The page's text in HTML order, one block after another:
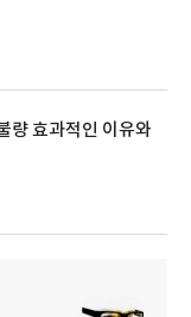
량 효과적인 이유와